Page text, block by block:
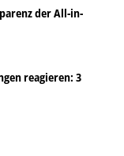
der All-in-
reagieren: 3